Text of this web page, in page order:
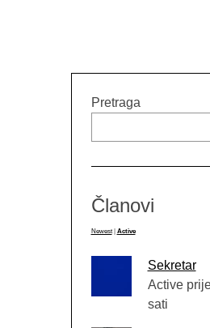
Pretraga
Članovi
Newest Active
Sekretar
Active
sati